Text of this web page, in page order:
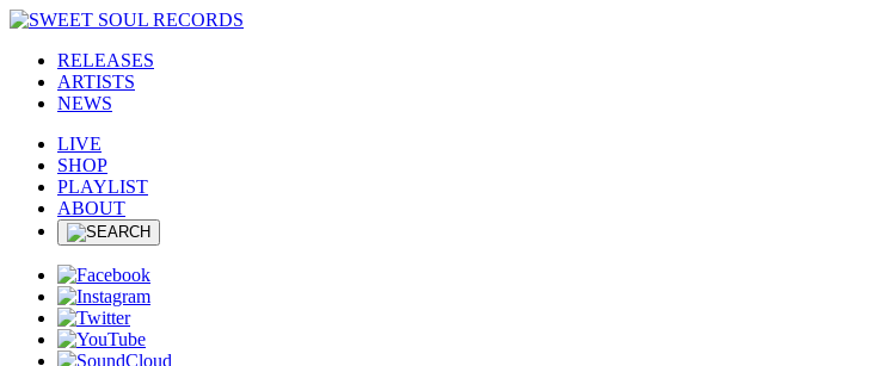
RELEASES
ARTISTS
NEWS
LIVE
SHOP
PLAYLIST
ABOUT